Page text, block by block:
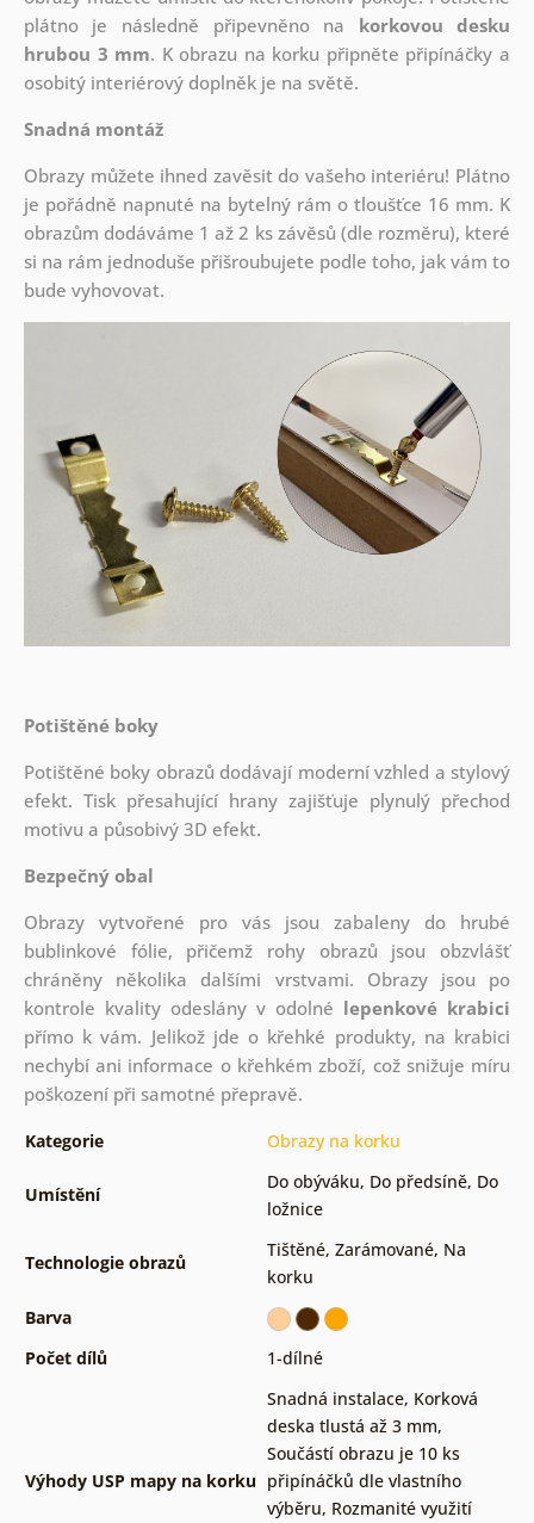
plátno je následně připevněno na korkovou desku
hrubou 3 mm. K obrazu na korku připněte připínáčky a
osobitý interiérový doplněk je na světě.
Snadná montáž
Obrazy můžete ihned zavěsit do vašeho interiéru! Plátno
je pořádně napnuté na bytelný rám o tloušťce 16 mm. K
obrazům dodáváme 1 až 2 ks závěsů (dle rozměru), které
si na rám jednoduše přišroubujete podle toho, jak vám to
bude vyhovovat.
Potištěné boky
Potištěné boky obrazů dodávají moderní vzhled a stylový
efekt. Tisk přesahující hrany zajišťuje plynulý přechod
motivu a působivý 3D efekt.
Bezpečný obal
Obrazy vytvořené pro vás jsou zabaleny do hrubé
bublinkové fólie, přičemž rohy obrazů jsou obzvlášť
chráněny několika dalšími vrstvami. Obrazy jsou po
kontrole kvality odeslány v odolné lepenkové krabici
přímo k vám. Jelikož jde o křehké produkty, na krabici
nechybí ani informace o křehkém zboží, což snižuje míru
poškození při samotné přepravě.
Kategorie Obrazy na korku
Umístění
Do obýváku, Do předsíně, Do
ložnice
Technologie obrazů
Tištěné, Zarámované, Na
korku
Barva
Počet dílů
1-dílné
Výhody USP mapy na korku
Snadná instalace, Korková
deska tlustá až 3 mm,
Součástí obrazu je 10 ks
připínáčků dle vlastního
výběru, Rozmanité využití